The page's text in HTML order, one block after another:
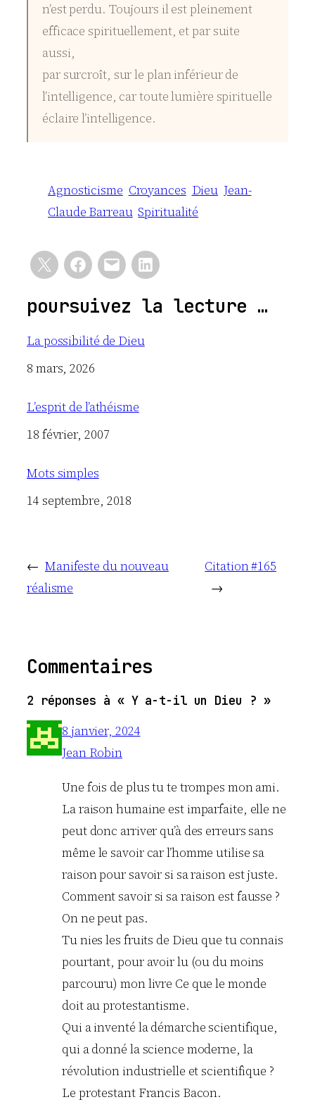
n’est perdu. Toujours il est pleinement
efficace spirituellement, et par suite
aussi,
par surcroît, sur le plan inférieur de
l’intelligence, car toute lumière spirituelle
éclaire l’intelligence.
Agnosticisme Croyances Dieu Jean-
Claude Barreau Spiritualité
poursuivez la lecture …
La possibilité de Dieu
Date
8 mars, 2026
L’esprit de l’athéisme
Date
18 février, 2007
Mots simples
Date
14 septembre, 2018
← Manifeste du nouveau
réalisme
Citation #165
→
Commentaires
2 réponses à « Y a-t-il un Dieu ? »
8 janvier, 2024
Jean Robin
Une fois de plus tu te trompes mon ami.
La raison humaine est imparfaite, elle ne
peut donc arriver qu’à des erreurs sans
même le savoir car l’homme utilise sa
raison pour savoir si sa raison est juste.
Comment savoir si sa raison est fausse ?
On ne peut pas.
Tu nies les fruits de Dieu que tu connais
pourtant, pour avoir lu (ou du moins
parcouru) mon livre Ce que le monde
doit au protestantisme.
Qui a inventé la démarche scientifique,
qui a donné la science moderne, la
révolution industrielle et scientifique ?
Le protestant Francis Bacon.